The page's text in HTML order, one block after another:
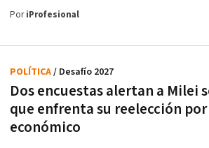
PoriProfesional
Dos encuestas alertan a Milei
que enfrenta su reelección
económico
POLÍTICA/ Desafío 2027